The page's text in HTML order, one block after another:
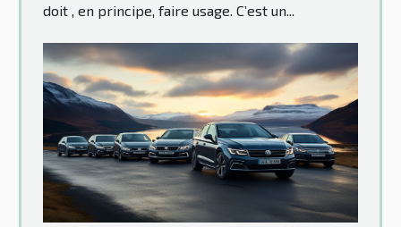
doit , en principe, faire usage. C’est un...